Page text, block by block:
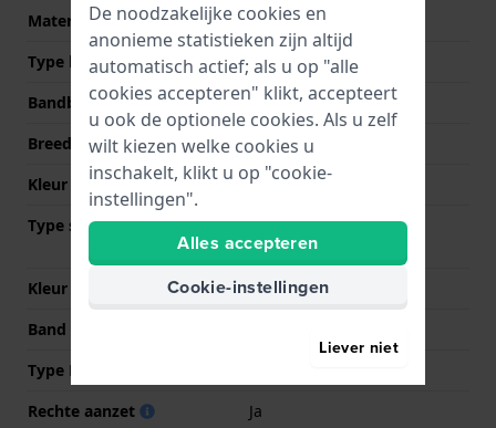
Materiaal Band
Roestvrij staal
Type band
Schakelband
Bandbreedte
12 mm
Breedte bandaanzet
12 mm
Kleur Band
Bicolor
Type sluiting
Vouwsluiting met
drukknoppen
Kleur sluiting
Zilver
Band op maat gemaakt?
Type Bevestiging
Rechte aanzet
Ja
De noodzakelijke cookies en
anonieme statistieken zijn altijd
automatisch actief; als u op "alle
cookies accepteren" klikt, accepteert
u ook de optionele cookies. Als u zelf
wilt kiezen welke cookies u
inschakelt, klikt u op "cookie-
instellingen".
Alles accepteren
Cookie-instellingen
Liever niet